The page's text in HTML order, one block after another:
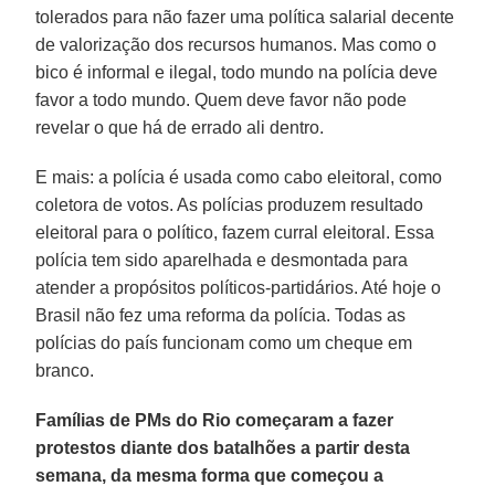
tolerados para não fazer uma política salarial decente
de valorização dos recursos humanos. Mas como o
bico é informal e ilegal, todo mundo na polícia deve
favor a todo mundo. Quem deve favor não pode
revelar o que há de errado ali dentro.
E mais: a polícia é usada como cabo eleitoral, como
coletora de votos. As polícias produzem resultado
eleitoral para o político, fazem curral eleitoral. Essa
polícia tem sido aparelhada e desmontada para
atender a propósitos políticos-partidários. Até hoje o
Brasil não fez uma reforma da polícia. Todas as
polícias do país funcionam como um cheque em
branco.
Famílias de PMs do Rio começaram a fazer
protestos diante dos batalhões a partir desta
semana, da mesma forma que começou a